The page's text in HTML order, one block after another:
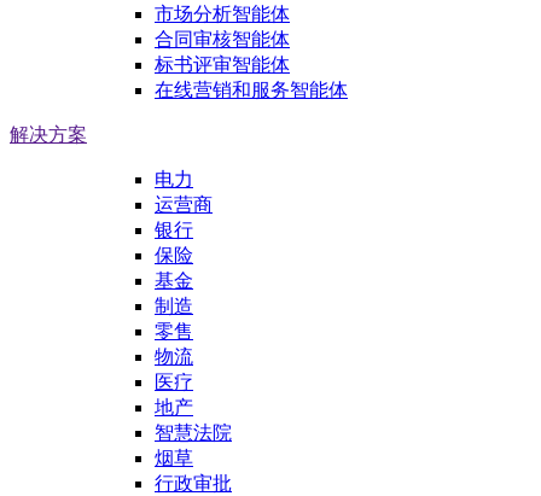
市场分析智能体
合同审核智能体
标书评审智能体
在线营销和服务智能体
解决方案
电力
运营商
银行
保险
基金
制造
零售
物流
医疗
地产
智慧法院
烟草
行政审批